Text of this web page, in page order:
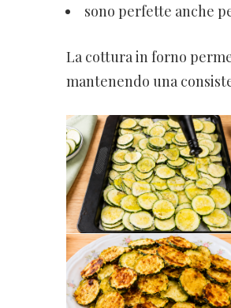
sono perfette anche
La cottura in forno
mantenendo una